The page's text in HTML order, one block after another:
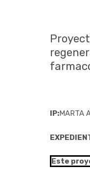
IP:MARTA
Este